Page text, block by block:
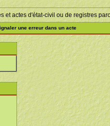
et actes d'état-civil ou de registres
une erreur dans un acte